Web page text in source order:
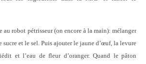
au robot pétrisseur (on encore à la main): mélanger
sucre et le sel. Puis ajouter le jaune d’œuf, la levure
et l’eau de fleur d’oranger. Quand le pâton